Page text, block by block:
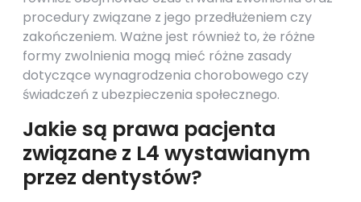
procedury związane z jego przedłużeniem czy
zakończeniem. Ważne jest również to, że różne
formy zwolnienia mogą mieć różne zasady
dotyczące wynagrodzenia chorobowego czy
świadczeń z ubezpieczenia społecznego.
Jakie są prawa pacjenta
związane z L4 wystawianym
przez dentystów?